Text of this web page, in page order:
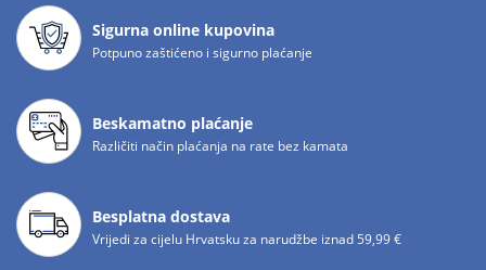
Sigurna online kupovina
Potpuno zaštićeno i sigurno plaćanje
Beskamatno plaćanje
Različiti način plaćanja na rate bez kamata
Besplatna dostava
Vrijedi za cijelu Hrvatsku za narudžbe iznad 59,99 €